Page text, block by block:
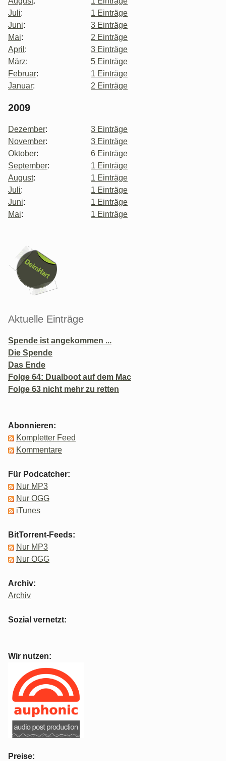
Juli:
1 Einträge
Juni:
3 Einträge
Mai:
2 Einträge
April :
3 Einträge
März:
5 Einträge
Februar:
1 Einträge
Januar: 2 Einträge
2009
Dezember:
3 Einträge
November:
3 Einträge
Oktober:
6 Einträge
September:
1 Einträge
August:
1 Einträge
Juli:
1 Einträge
Juni:
1 Einträge
Mai: 1 Einträge
Seitenleiste
Aktuelle Einträge
Spende ist angekommen ...
Die Spende
Das Ende
Folge 64: Dualboot auf dem Mac
Folge 63 nicht mehr zu retten
Abonnieren:
Kompletter Feed
Kommentare
Für Podcatcher:
Nur MP3
Nur OGG
iTunes
BitTorrent-Feeds:
Nur MP3
Nur OGG
Archiv:
Archiv
Sozial vernetzt:
Wir nutzen:
Preise: